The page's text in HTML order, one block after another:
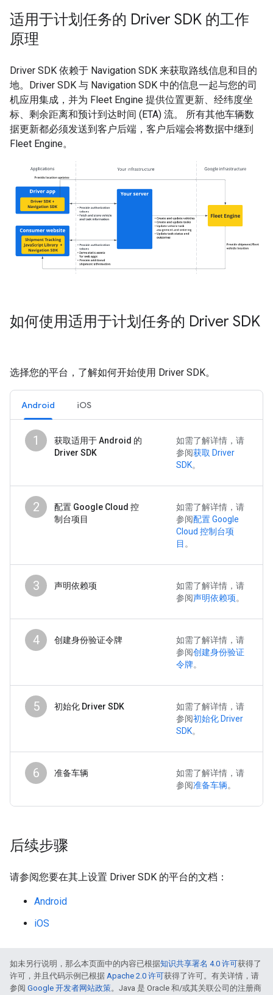
适用于计划任务的 Driver SDK 的工作
原理
Driver SDK 依赖于 Navigation SDK 来获取路线信息和目的
地。Driver SDK 与 Navigation SDK 中的信息一起与您的司
机应用集成，并为 Fleet Engine 提供位置更新、经纬度坐
标、剩余距离和预计到达时间 (ETA) 流。 所有其他车辆数
据更新都必须发送到客户后端，客户后端会将数据中继到
Fleet Engine。
如何使用适用于计划任务的 Driver SDK
选择您的平台，了解如何开始使用 Driver SDK。
Android iOS
1
获取适用于 Android 的
Driver SDK
如需了解详情，请
参阅获取 Driver
SDK。
2
配置 Google Cloud 控
制台项目
如需了解详情，请
参阅配置 Google
Cloud 控制台项
目 。
3 声明依赖项
如需了解详情，请
参阅声明依赖项。
4 创建身份验证令牌
如需了解详情，请
参阅创建身份验证
令牌。
5 初始化 Driver SDK
如需了解详情，请
参阅初始化 Driver
SDK。
6 准备车辆
如需了解详情，请
参阅准备车辆。
后续步骤
请参阅您要在其上设置 Driver SDK 的平台的文档：
Android
iOS
如未另行说明，那么本页面中的内容已根据知识共享署名 4.0 许可获得了
许可，并且代码示例已根据 Apache 2.0 许可获得了许可。有关详情，请
参阅 Google 开发者网站政策。Java 是 Oracle 和/或其关联公司的注册商